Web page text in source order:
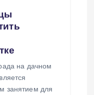
на дачном
занятием для